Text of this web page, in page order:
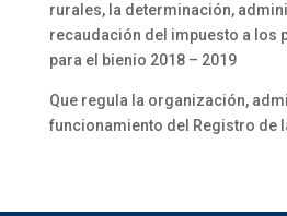
rurales, la determinación,
recaudación del impuesto a los
para el bienio 2018 – 2019
Que regula la organización,
funcionamiento del Registro de